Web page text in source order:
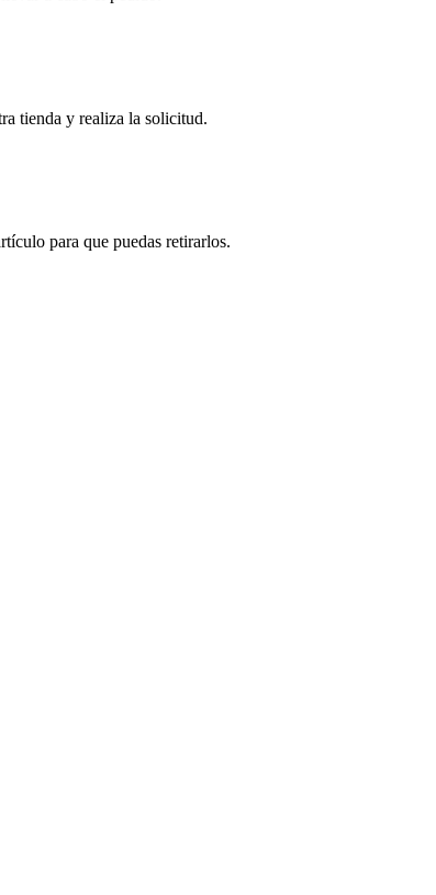
tienda y realiza la solicitud.
para que puedas retirarlos.